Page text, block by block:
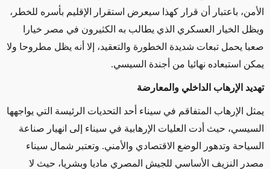
الأمن، باعتبار أن قرار كهذا سيعرض استقرار الإقليم بأسره للخطر،
ويظل الخيار العسكري الذي يطالب به الكثيرون في مصر خيارا
صعبا يحمل تبعات شديدة الخطورة والتعقيد، إلا أنه يظل مطروحا ولا
يمكن استبعاده نهائيا من أجندة السيسي.
تهديد الإرهاب الداخلي والمعارضة
يمثل الإرهاب المتفاقم في سيناء أحد التحديات الرئيسة التي يواجهها
السيسي، حيث أدت العليات الإرهابية في سيناء إلى انهيار صناعة
السياحة وتدهور الوضع الاقتصادي والأمني. وتعتبر شمال سيناء
مصدر النزيف الأساسي للجيش المصري ماديا وبشريا، حيث لا